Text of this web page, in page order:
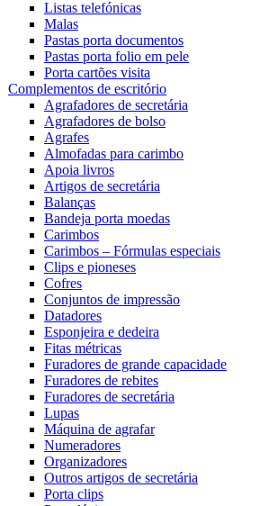
Listas telefónicas
Malas
Pastas porta documentos
Pastas porta folio em pele
Porta cartões visita
Complementos de escritório
Agrafadores de secretária
Agrafadores de bolso
Agrafes
Almofadas para carimbo
Apoia livros
Artigos de secretária
Balanças
Bandeja porta moedas
Carimbos
Carimbos – Fórmulas especiais
Clips e pioneses
Cofres
Conjuntos de impressão
Datadores
Esponjeira e dedeira
Fitas métricas
Furadores de grande capacidade
Furadores de rebites
Furadores de secretária
Lupas
Máquina de agrafar
Numeradores
Organizadores
Outros artigos de secretária
Porta clips